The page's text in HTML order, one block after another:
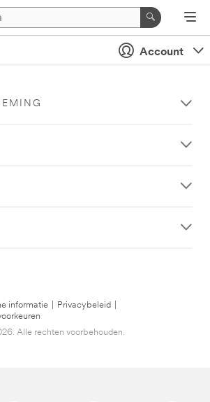
Account
informatie Privacybeleid
Alle rechten voorbehouden.